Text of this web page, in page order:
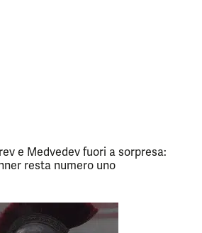
e Medvedev fuori a sorpresa:
resta numero uno